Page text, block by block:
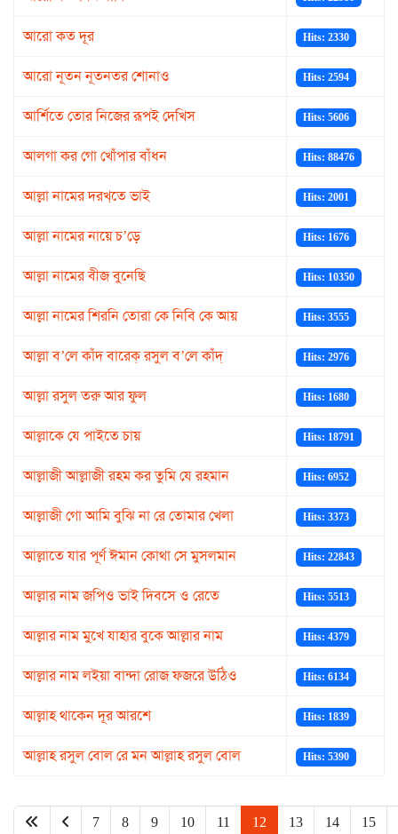
আরো কত দূর Hits: 2330
আরো নূতন নূতনতর শোনাও Hits: 2594
আর্শিতে তোর নিজের রূপই দেখিস Hits: 5606
আলগা কর গো খোঁপার বাঁধন Hits: 88476
আল্লা নামের দরখ্‌তে ভাই Hits: 2001
আল্লা নামের নায়ে চ’ড়ে Hits: 1676
আল্লা নামের বীজ বুনেছি Hits: 10350
আল্লা নামের শিরনি তোরা কে নিবি কে আয় Hits: 3555
আল্লা ব’লে কাঁদ বারেক্ রসুল ব’লে কাঁদ্ Hits: 2976
আল্লা রসুল তরু আর ফুল Hits: 1680
আল্লাকে যে পাইতে চায় Hits: 18791
আল্লাজী আল্লাজী রহম কর তুমি যে রহমান Hits: 6952
আল্লাজী গো আমি বুঝি না রে তোমার খেলা Hits: 3373
আল্লাতে যার পূর্ণ ঈমান কোথা সে মুসলমান Hits: 22843
আল্লার নাম জপিও ভাই দিবসে ও রেতে Hits: 5513
আল্লার নাম মুখে যাহার বুকে আল্লার নাম Hits: 4379
আল্লার নাম লইয়া বান্দা রোজ ফজরে উঠিও Hits: 6134
আল্লাহ থাকেন দূর আরশে Hits: 1839
আল্লাহ রসুল বোল রে মন আল্লাহ রসুল বোল Hits: 5390
7 8 9 10 11 12 13 14 15